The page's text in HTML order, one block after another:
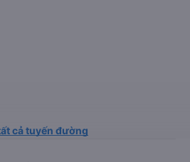
cả tuyến đường